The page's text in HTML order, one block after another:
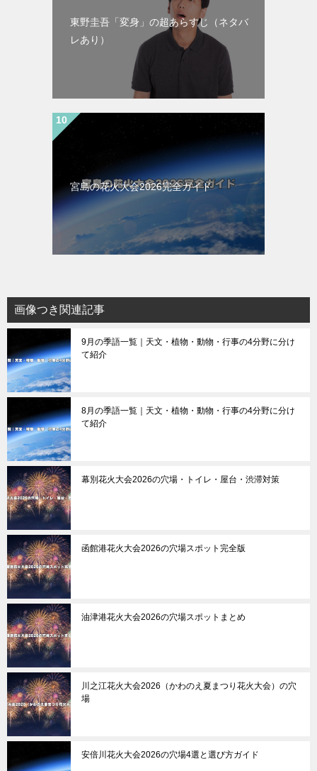
東野圭吾「変身」の超あらすじ（ネタバ
レあり）
宮島の花火大会2026完全ガイド
画像つき関連記事
9月の季語一覧｜天文・植物・動物・行事の4分野に分け
て紹介
8月の季語一覧｜天文・植物・動物・行事の4分野に分け
て紹介
幕別花火大会2026の穴場・トイレ・屋台・渋滞対策
函館港花火大会2026の穴場スポット完全版
油津港花火大会2026の穴場スポットまとめ
川之江花火大会2026（かわのえ夏まつり花火大会）の穴
場
安倍川花火大会2026の穴場4選と選び方ガイド